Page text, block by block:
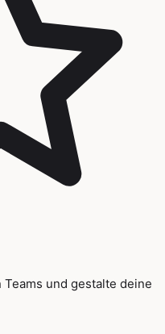
und gestalte deine